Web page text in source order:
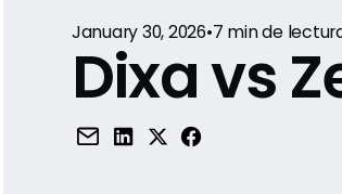
January 30, 2026•7 min de
Dixa vs